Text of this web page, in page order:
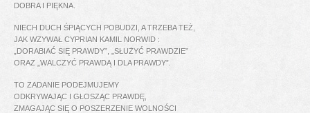
DOBRA I PIĘKNA.
NIECH DUCH ŚPIĄCYCH POBUDZI, A TRZEBA TEŻ,
JAK WZYWAŁ CYPRIAN KAMIL NORWID :
„DORABIAĆ SIĘ PRAWDY”, „SŁUŻYĆ PRAWDZIE”
ORAZ „WALCZYĆ PRAWDĄ I DLA PRAWDY”.
TO ZADANIE PODEJMUJEMY
ODKRYWAJĄC I GŁOSZĄC PRAWDĘ,
ZMAGAJĄC SIĘ O POSZERZENIE WOLNOŚCI